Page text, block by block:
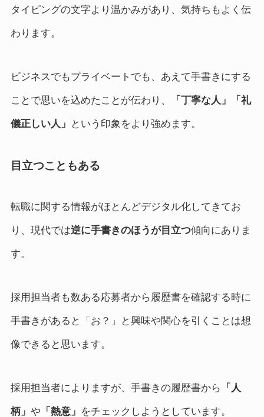
タイピングの文字より温かみがあり、気持ちもよく伝
わります。
ビジネスでもプライベートでも、あえて手書きにする
ことで思いを込めたことが伝わり、 「丁寧な人」「礼
儀正しい人」 という印象をより強めます。
目立つこともある
転職に関する情報がほとんどデジタル化してきてお
り、現代では逆に手書きのほうが目立つ傾向にありま
す。
採用担当者も数ある応募者から履歴書を確認する時に
手書きがあると「お？」と興味や関心を引くことは想
像できると思います。
採用担当者によりますが、手書きの履歴書から 「人
柄」 や 「熱意」 をチェックしようとしています。